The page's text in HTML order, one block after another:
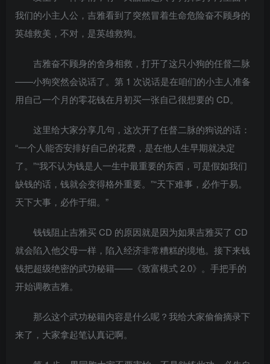
我们的小主人公，吉雅看到了突然冒着生命危险奋不顾身的
英雄救美，不对，是英雄救狗。
吉雅奋不顾身的舍身相救，打开了这只小狗的任督二脉
——小狗突然会说话了。第 1 次说话是在咱们的小主人准备
用自己一个月的零花钱在月初买一张自己很想要的 CD。
这里给大家分享几句，这次开了任督二脉的狗说的话：
“一个人能否安排好自己的花费，是在他人生早期就决定
了。”“我不认为钱是人一生中最重要的东西，可是假如我们
缺钱的话，钱就会变得格外重要。”“天下难事，必作于易。
天下大事，必作于细。”
钱钱阻止吉雅买 CD 的原因就是因为如果吉雅买了 CD
就会陷入他父母一样，陷入经济非常糟糕的境地。接下来钱
钱把超级绝密的武功秘籍——《致富模式 2.0》。手把手的
开始调教吉雅。
那么这个武功秘籍内容是什么呢？我给大家偷偷摘录下
来了，大家拿起笔认真记啊。